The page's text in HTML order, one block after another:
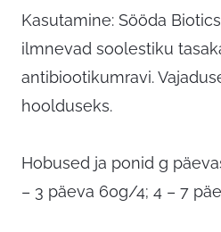
Kasutamine: Sööda
ilmnevad soolestiku
antibiootikumravi.
hoolduseks.
Hobused ja ponid g
– 3 päeva 60g/4; 4 – 7